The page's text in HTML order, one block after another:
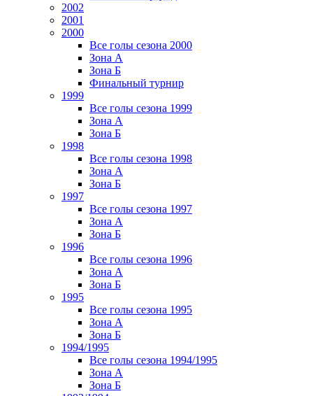
2002
2001
2000
Все голы сезона 2000
Зона А
Зона Б
Финальный турнир
1999
Все голы сезона 1999
Зона А
Зона Б
1998
Все голы сезона 1998
Зона А
Зона Б
1997
Все голы сезона 1997
Зона А
Зона Б
1996
Все голы сезона 1996
Зона А
Зона Б
1995
Все голы сезона 1995
Зона А
Зона Б
1994/1995
Все голы сезона 1994/1995
Зона А
Зона Б